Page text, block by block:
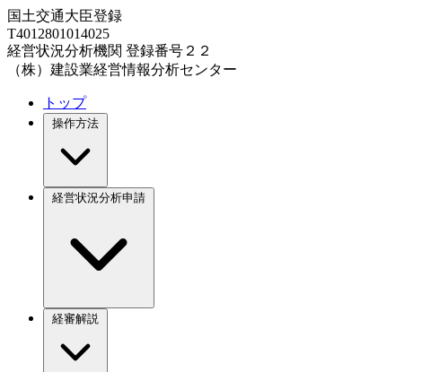
国土交通大臣登録
T4012801014025
経営状況分析機関 登録番号２２
（株）建設業経営情報分析センター
トップ
操作方法
経営状況分析申請
経審解説